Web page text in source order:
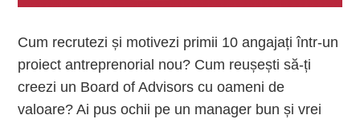
Cum recrutezi și motivezi primii 10 angajați într-un
proiect antreprenorial nou? Cum reușești să-ți
creezi un Board of Advisors cu oameni de
valoare? Ai pus ochii pe un manager bun și vrei